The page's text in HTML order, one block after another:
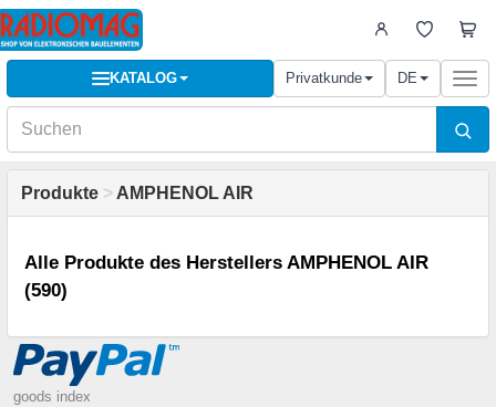
KATALOG Privatkunde DE
Produkte > AMPHENOL AIR
Alle Produkte des Herstellers AMPHENOL AIR
(590)
goods index